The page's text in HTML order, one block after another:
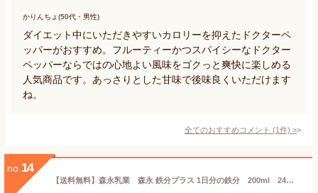
かりんちょ(50代・男性)
ダイエット中にいただきやすいカロリーを抑えたドクターペ
ッパーがおすすめ。フルーティーかつスパイシーなドクター
ペッパーならではの心地よい風味をゴクっと爽快に楽しめる
人気商品です。あっさりとした甘味で後味良くいただけます
ね。
全てのおすすめコメント (1件) >
no. 14
【送料無料】森永乳業 森永 鉄分プラス 1日分の鉄分 200ml 24本 1ケース ケース販売 鉄分補給 プルーン グレープ 低カロリー ジュース 飲み切りサイズ サプリメントドリンク 手軽 賞味期限長持ち